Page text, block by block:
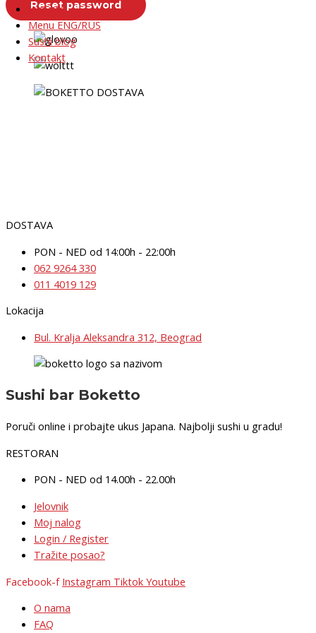
Jelovnik
Menu ENG/RUS
Sushi blog
Kontakt
Reset password
DOSTAVA
PON - NED od 14:00h - 22:00h
062 9264 330
011 4019 129
Lokacija
Bul. Kralja Aleksandra 312, Beograd
Sushi bar Boketto
Poruči online i probajte ukus Japana. Najbolji sushi u gradu!
RESTORAN
PON - NED od 14.00h - 22.00h
Jelovnik
Moj nalog
Login / Register
Tražite posao?
Facebook-f Instagram Tiktok Youtube
O nama
FAQ